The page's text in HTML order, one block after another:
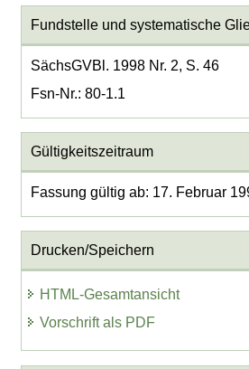
Fundstelle und systematische
SächsGVBl. 1998 Nr. 2, S. 46
Fsn-Nr.: 80-1.1
Gültigkeitszeitraum
Fassung gültig ab: 17. Februar
Drucken/Speichern
HTML-Gesamtansicht
Vorschrift als PDF